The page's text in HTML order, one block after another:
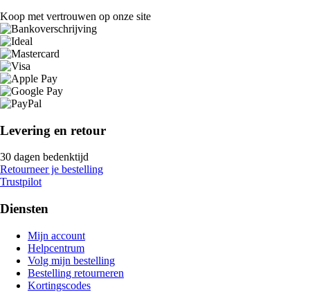
Koop met vertrouwen op onze site
Levering en retour
30 dagen bedenktijd
Retourneer je bestelling
Trustpilot
Diensten
Mijn account
Helpcentrum
Volg mijn bestelling
Bestelling retourneren
Kortingscodes